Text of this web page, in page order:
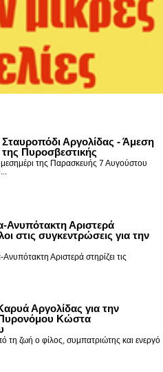
Αργολίδας - Άμεση
της Πυροσβεστικής
της Παρασκευής 7 Αυγούστου
Ανυπότακτη Αριστερά
στις συγκεντρώσεις για την
Αριστερά στηρίζει τις
Αργολίδας για την
Κώστα
ζωή ο φίλος, συμπατριώτης και ενεργό